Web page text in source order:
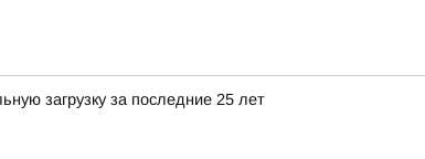
загрузку за последние 25 лет